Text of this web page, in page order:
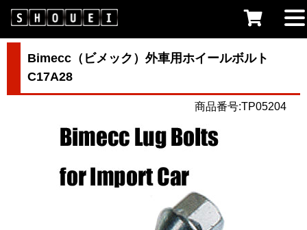
Bimecc（ビメック）外車用ホイールボルト
C17A28
商品番号:TP05204